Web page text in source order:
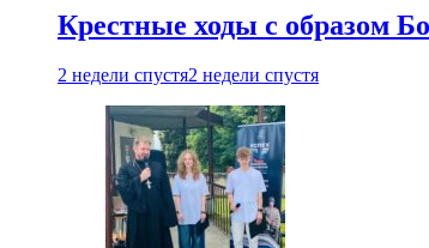
Крестные ходы с образом
2 недели спустя2 недели спустя